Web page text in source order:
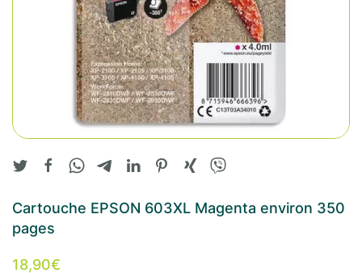
Cartouche EPSON 603XL Magenta environ 350
pages
18,90€